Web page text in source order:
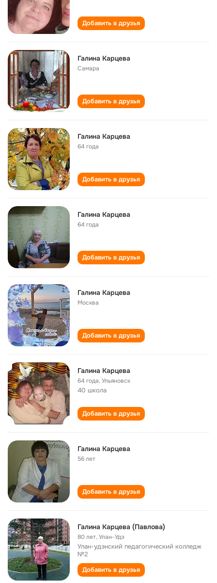
Добавить в друзья
Галина Карцева
Самара
Добавить в друзья
Галина Карцева
64 года
Добавить в друзья
Галина Карцева
64 года
Добавить в друзья
Галина Карцева
Москва
Добавить в друзья
Галина Карцевa
64 года,Ульяновск
40 школа
Добавить в друзья
Галина Карцева
56 лет
Добавить в друзья
Галина Карцева (Павлова)
80 лет,Улан-Удэ
Улан-удэнский педагогический колледж
№2
Добавить в друзья